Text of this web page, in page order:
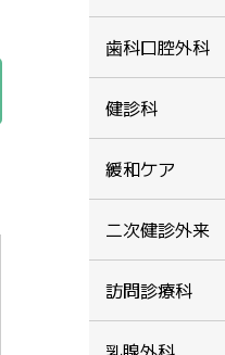
歯科口腔外科
健診科
緩和ケア
二次健診外来
訪問診療科